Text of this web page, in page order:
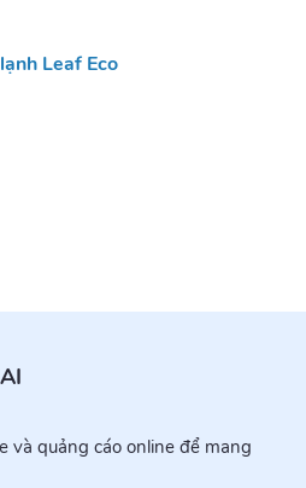
Leaf Eco
và quảng cáo online để mang